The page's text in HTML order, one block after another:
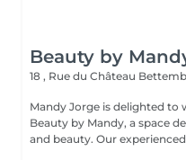
Beauty by
18 , Rue du Château
Mandy Jorge is delighted
Beauty by Mandy, a space
and beauty. Our